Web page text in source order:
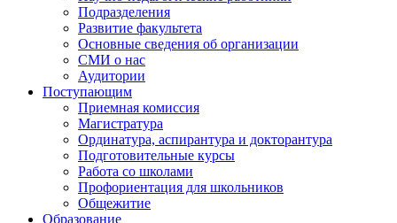
Подразделения
Развитие факультета
Основные сведения об организации
СМИ о нас
Аудитории
Поступающим
Приемная комиссия
Магистратура
Ординатура, аспирантура и докторантура
Подготовительные курсы
Работа со школами
Профориентация для школьников
Общежитие
Образование